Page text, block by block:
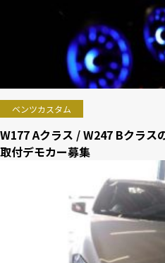
ベンツカスタム
W177 Aクラス / W247 Bクラス
取付デモカー募集